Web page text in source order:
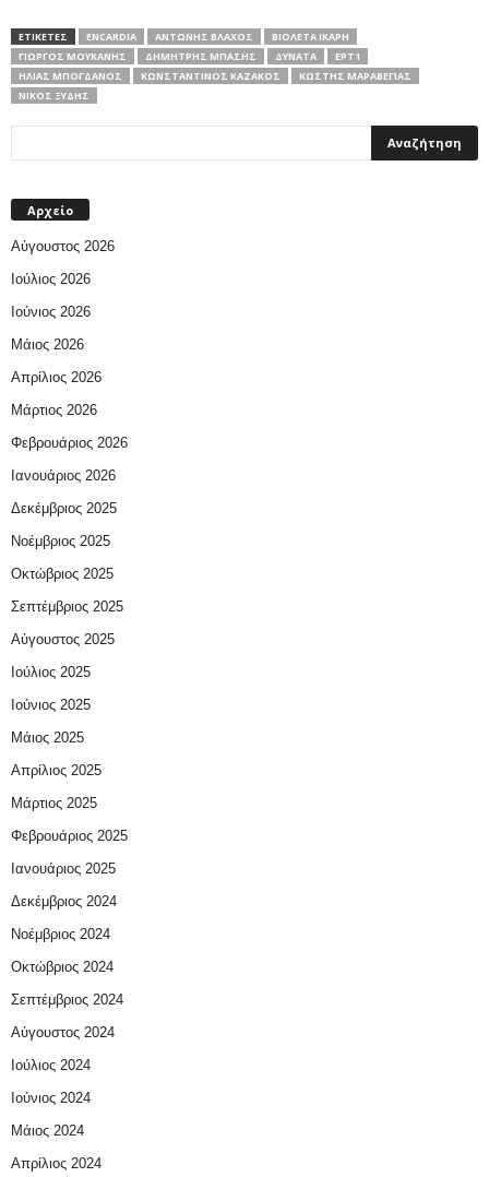
ΕΤΙΚΕΤΕΣ ENCARDIA ΑΝΤΏΝΗΣ ΒΛΆΧΟΣ
ΒΙΟΛΈΤΑ ΊΚΑΡΗ
ΓΙΏΡΓΟΣ ΜΟΥΚΆΝΗΣ
ΔΗΜΉΤΡΗΣ ΜΠΆΣΗΣ ΔΥΝΑΤΑ
ΕΡΤ1
ΗΛΊΑΣ ΜΠΌΓΔΑΝΟΣ
ΚΩΝΣΤΑΝΤΊΝΟΣ ΚΑΖΆΚΟΣ
ΚΩΣΤΉΣ ΜΑΡΑΒΈΓΙΑΣ
ΝΊΚΟΣ ΞΎΔΗΣ
Αρχείο
Αύγουστος 2026
Ιούλιος 2026
Ιούνιος 2026
Μάιος 2026
Απρίλιος 2026
Μάρτιος 2026
Φεβρουάριος 2026
Ιανουάριος 2026
Δεκέμβριος 2025
Νοέμβριος 2025
Οκτώβριος 2025
Σεπτέμβριος 2025
Αύγουστος 2025
Ιούλιος 2025
Ιούνιος 2025
Μάιος 2025
Απρίλιος 2025
Μάρτιος 2025
Φεβρουάριος 2025
Ιανουάριος 2025
Δεκέμβριος 2024
Νοέμβριος 2024
Οκτώβριος 2024
Σεπτέμβριος 2024
Αύγουστος 2024
Ιούλιος 2024
Ιούνιος 2024
Μάιος 2024
Απρίλιος 2024